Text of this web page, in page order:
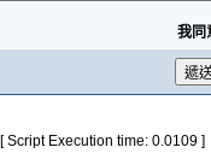
我同
[ Script Execution time: 0.0109